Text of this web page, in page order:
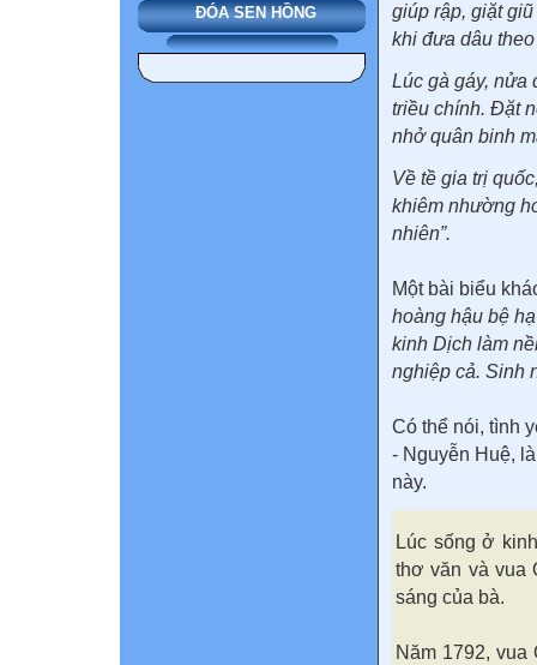
ĐÓA SEN HỒNG
giúp rập, giặt
khi đưa dâu
Lúc gà gáy, nửa
triều chính. Đặt
nhở quân binh
Về tề gia trị
khiêm nhường
nhiên”.
Một bài biểu
hoàng hậu bệ
kinh Dịch làm
nghiệp cả. Sinh
Có thể nói, tình
- Nguyễn Huệ,
này.
Lúc sống ở
thơ văn và vua
sáng của bà.
Năm 1792, vua